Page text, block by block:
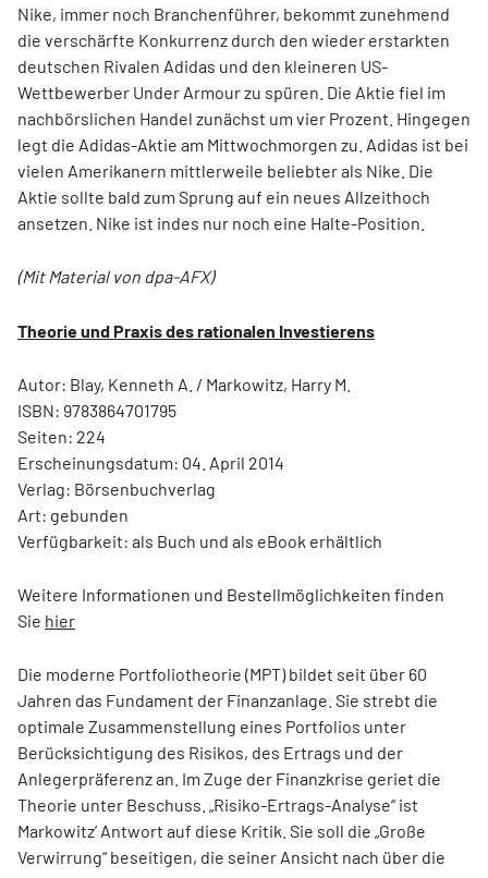
Nike, immer noch Branchenführer, bekommt zunehmend
die verschärfte Konkurrenz durch den wieder erstarkten
deutschen Rivalen Adidas und den kleineren US-
Wettbewerber Under Armour zu spüren. Die Aktie fiel im
nachbörslichen Handel zunächst um vier Prozent. Hingegen
legt die Adidas-Aktie am Mittwochmorgen zu. Adidas ist bei
vielen Amerikanern mittlerweile beliebter als Nike. Die
Aktie sollte bald zum Sprung auf ein neues Allzeithoch
ansetzen. Nike ist indes nur noch eine Halte-Position.
(Mit Material von dpa-AFX)
Theorie und Praxis des rationalen Investierens
Autor: Blay, Kenneth A. / Markowitz, Harry M.
ISBN: 9783864701795
Seiten: 224
Erscheinungsdatum: 04. April 2014
Verlag: Börsenbuchverlag
Art: gebunden
Verfügbarkeit: als Buch und als eBook erhältlich
Weitere Informationen und Bestellmöglichkeiten finden
Sie hier
Die moderne Portfoliotheorie (MPT) bildet seit über 60
Jahren das Fundament der Finanzanlage. Sie strebt die
optimale Zusammenstellung eines Portfolios unter
Berücksichtigung des Risikos, des Ertrags und der
Anlegerpräferenz an. Im Zuge der Finanzkrise geriet die
Theorie unter Beschuss. „Risiko-Ertrags-Analyse“ ist
Markowitz’ Antwort auf diese Kritik. Sie soll die „Große
Verwirrung“ beseitigen, die seiner Ansicht nach über die